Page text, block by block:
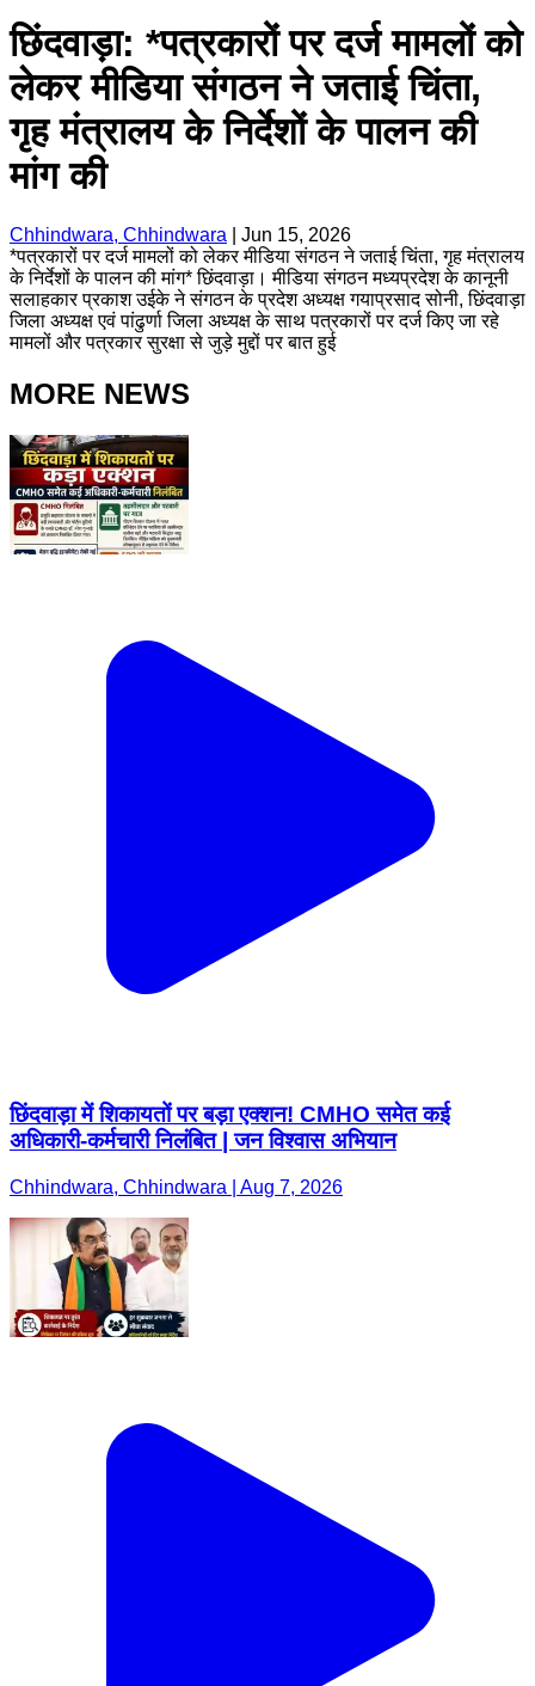
छिंदवाड़ा: *पत्रकारों पर दर्ज मामलों को
लेकर मीडिया संगठन ने जताई चिंता,
गृह मंत्रालय के निर्देशों के पालन की
मांग की
Chhindwara, Chhindwara
Jun 15, 2026
*पत्रकारों पर दर्ज मामलों को लेकर मीडिया संगठन ने जताई चिंता, गृह मंत्रालय
के निर्देशों के पालन की मांग* छिंदवाड़ा। मीडिया संगठन मध्यप्रदेश के कानूनी
सलाहकार प्रकाश उईके ने संगठन के प्रदेश अध्यक्ष गयाप्रसाद सोनी, छिंदवाड़ा
जिला अध्यक्ष एवं पांढुर्णा जिला अध्यक्ष के साथ पत्रकारों पर दर्ज किए जा रहे
मामलों और पत्रकार सुरक्षा से जुड़े मुद्दों पर बात हुई
MORE NEWS
छिंदवाड़ा में शिकायतों पर बड़ा एक्शन! CMHO समेत कई
अधिकारी-कर्मचारी निलंबित | जन विश्वास अभियान
Chhindwara, Chhindwara | Aug 7, 2026